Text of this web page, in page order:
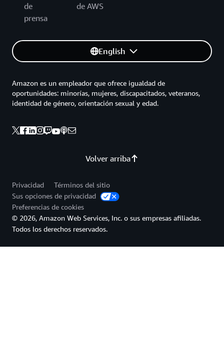
de
prensa
de AWS
English
Volver arriba
Amazon es un empleador que ofrece igualdad de
oportunidades: minorías, mujeres, discapacitados, veteranos,
identidad de género, orientación sexual y edad.
Privacidad
Términos del sitio
Sus opciones de privacidad
Preferencias de cookies
© 2026, Amazon Web Services, Inc. o sus empresas afiliadas.
Todos los derechos reservados.